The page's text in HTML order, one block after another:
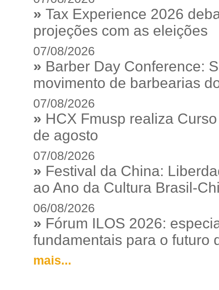
» Tax Experience 2026
projeções com as eleições
07/08/2026
» Barber Day Conference:
movimento de barbearias
07/08/2026
» HCX Fmusp realiza
de agosto
07/08/2026
» Festival da China:
ao Ano da Cultura Brasil-
06/08/2026
» Fórum ILOS 2026:
fundamentais para o futuro
mais...